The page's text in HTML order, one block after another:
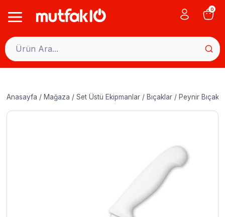
0
Anasayfa / Mağaza / Set Üstü Ekipmanlar / Bıçaklar / Peynir